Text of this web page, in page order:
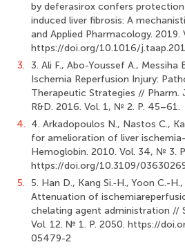
by deferasirox confers
induced liver fibrosis: A
and Applied Pharmacology.
https://doi.org/10.1016/
3. 3. Ali F., Abo-Youssef A., Messiha
Ischemia Reperfusion Injury:
Therapeutic Strategies // Pharm.
R&D. 2016. Vol. 1, № 2. P. 45–61.
4. 4. Arkadopoulos N., Nastos C.,
for amelioration of liver
Hemoglobin. 2010. Vol. 34, № 3.
https://doi.org/10.3109/
5. 5. Han D., Kang Si.‑H., Yoon C.-
Attenuation of
chelating agent administration //
Vol. 12. № 1. P. 2050. https://
05479-2